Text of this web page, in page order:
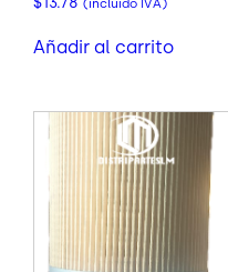
(incluido IVA)
Añadir al carrito